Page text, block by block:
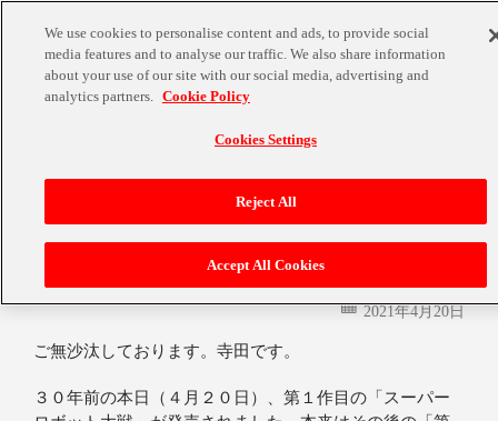
スーパーロボット大戦は３０歳になりまし
た
2021年4月20日
ご無沙汰しております。寺田です。
３０年前の本日（４月２０日）、第１作目の「スーパー
We use cookies to personalise content and ads, to provide social
media features and to analyse our traffic. We also share information
about your use of our site with our social media, advertising and
analytics partners. Cookie Policy
Cookies Settings
Reject All
Accept All Cookies